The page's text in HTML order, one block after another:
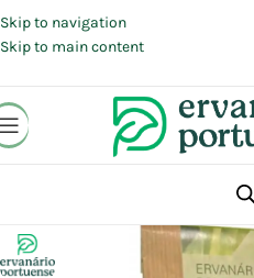
Skip to navigation
Skip to main content